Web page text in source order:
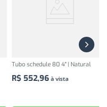
Tubo schedule 80 4" | Natural
552,96à vista